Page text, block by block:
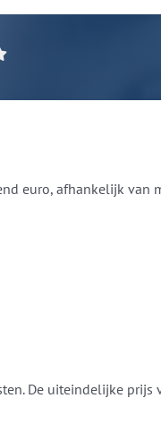
euro, afhankelijk van
De uiteindelijke prijs